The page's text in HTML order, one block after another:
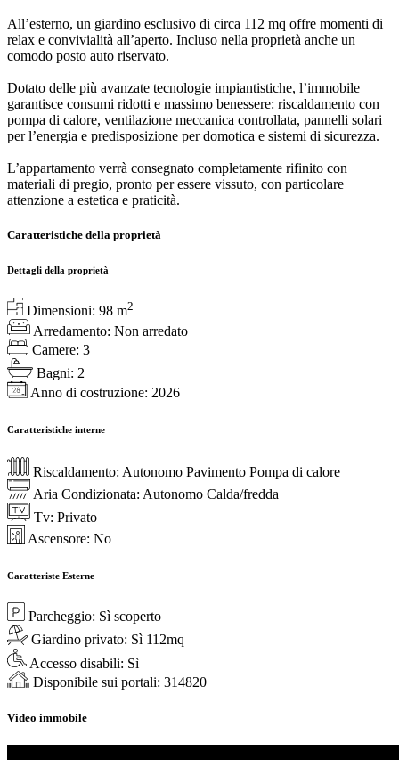
All’esterno, un giardino esclusivo di circa 112 mq offre momenti di
relax e convivialità all’aperto. Incluso nella proprietà anche un
comodo posto auto riservato.
Dotato delle più avanzate tecnologie impiantistiche, l’immobile
garantisce consumi ridotti e massimo benessere: riscaldamento con
pompa di calore, ventilazione meccanica controllata, pannelli solari
per l’energia e predisposizione per domotica e sistemi di sicurezza.
L’appartamento verrà consegnato completamente rifinito con
materiali di pregio, pronto per essere vissuto, con particolare
attenzione a estetica e praticità.
Caratteristiche della proprietà
Dettagli della proprietà
Dimensioni:98m2
Arredamento: Non arredato
Camere:3
Bagni: 2
Anno di costruzione: 2026
Caratteristiche interne
Riscaldamento: Autonomo Pavimento Pompa di calore
Aria Condizionata: Autonomo Calda/fredda
Tv:Privato
Ascensore:No
Caratteriste Esterne
Parcheggio: Sì scoperto
Giardino privato: Sì 112mq
Accesso disabili: Sì
Disponibile sui portali: 314820
Video immobile